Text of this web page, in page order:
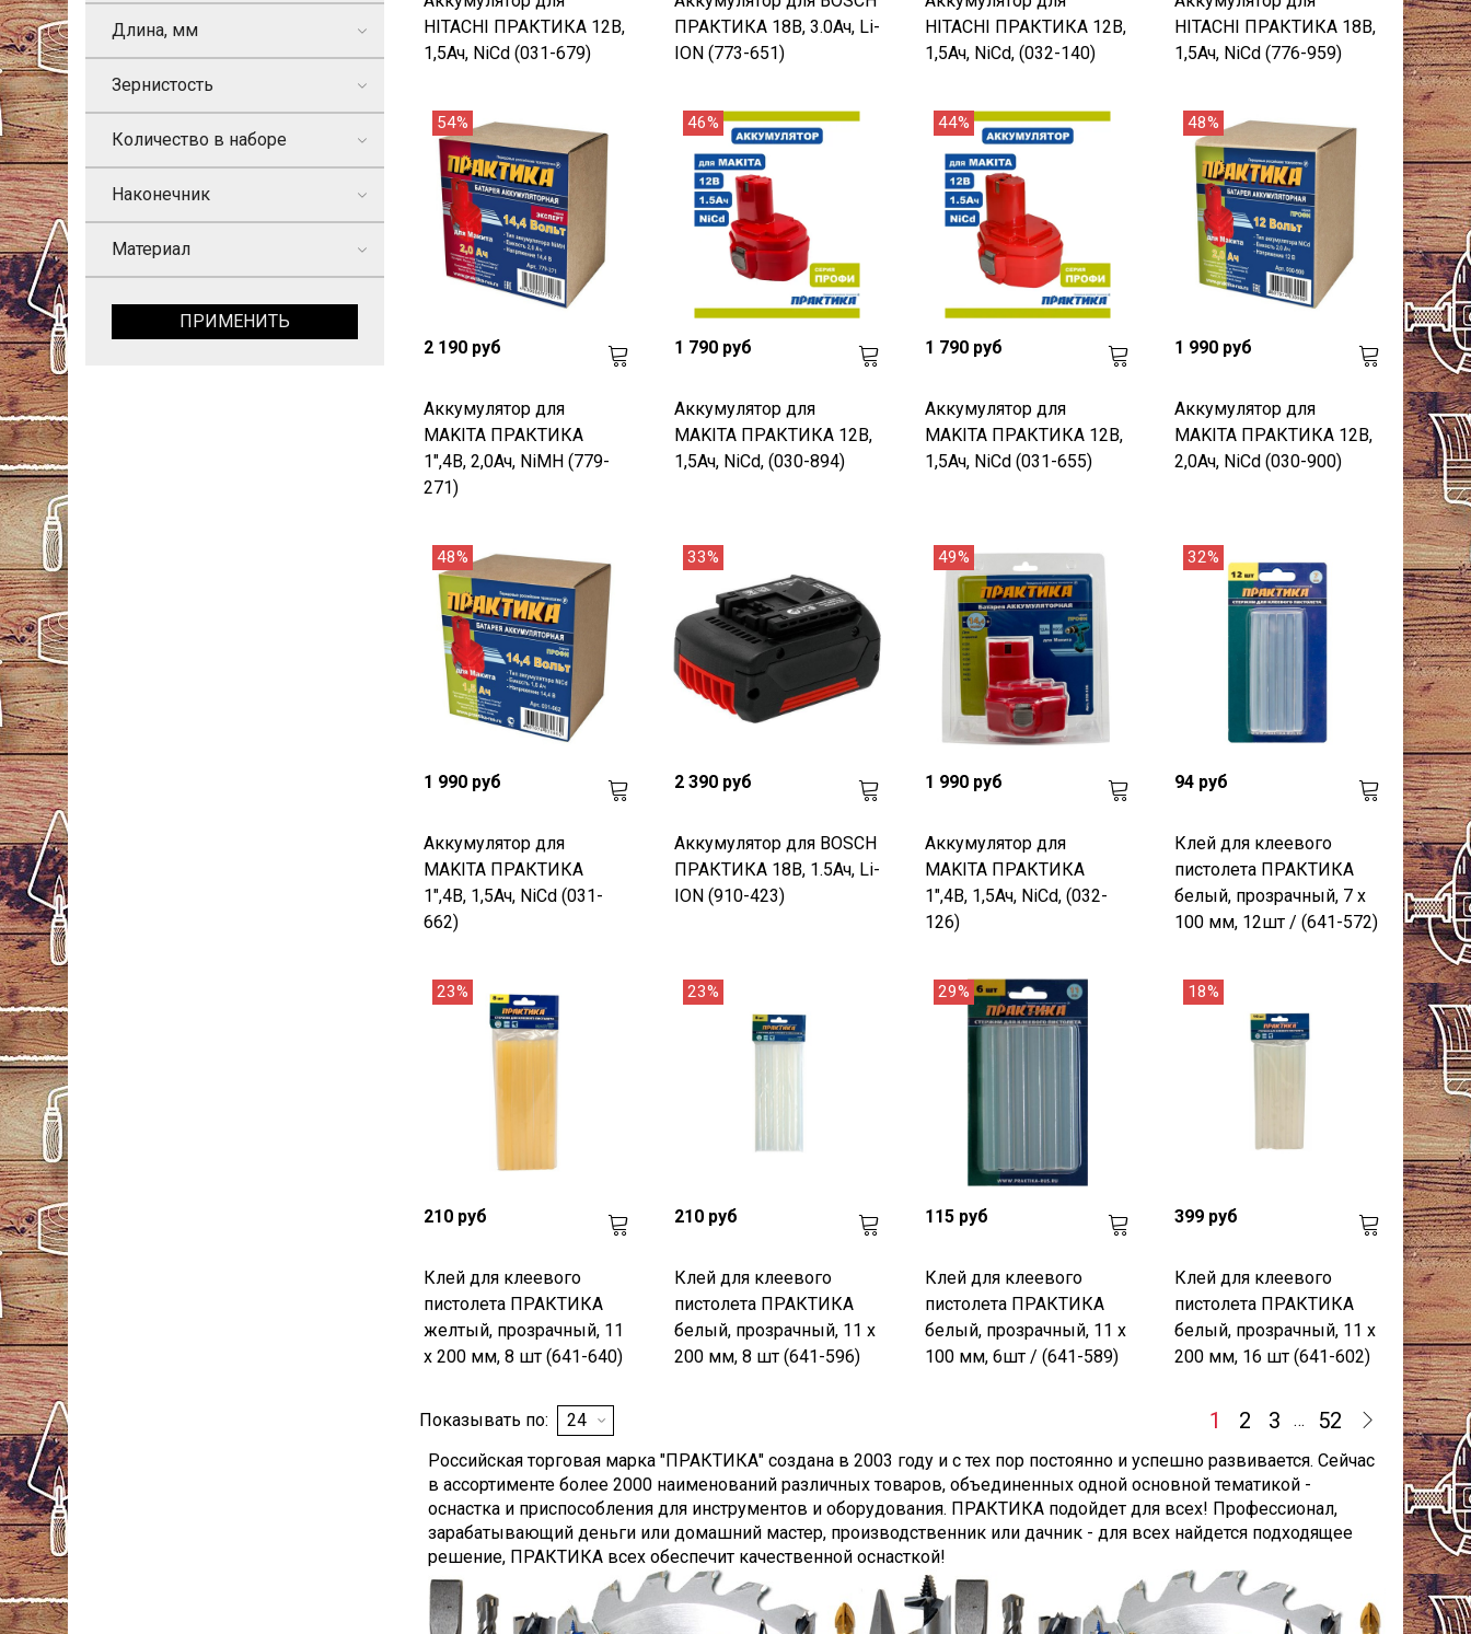
HITACHI ПРАКТИКА 12В,
1,5Ач, NiCd (031-679)
ПРАКТИКА 18В, 3.0Ач, Li-
ION (773-651)
HITACHI ПРАКТИКА 12В,
1,5Ач, NiCd, (032-140)
HITACHI ПРАКТИКА 18В,
1,5Ач, NiCd (776-959)
54%
2 190 руб
Аккумулятор для
MAKITA ПРАКТИКА
1",4В, 2,0Ач, NiMH (779-
271)
46%
1 790 руб
Аккумулятор для
MAKITA ПРАКТИКА 12В,
1,5Ач, NiCd, (030-894)
44%
1 790 руб
Аккумулятор для
MAKITA ПРАКТИКА 12В,
1,5Ач, NiCd (031-655)
48%
1 990 руб
Аккумулятор для
MAKITA ПРАКТИКА 12В,
2,0Ач, NiCd (030-900)
48%
1 990 руб
Аккумулятор для
MAKITA ПРАКТИКА
1",4В, 1,5Ач, NiCd (031-
662)
33%
2 390 руб
Аккумулятор для BOSCH
ПРАКТИКА 18В, 1.5Ач, Li-
ION (910-423)
49%
1 990 руб
Аккумулятор для
MAKITA ПРАКТИКА
1",4В, 1,5Ач, NiCd, (032-
126)
32%
94 руб
Клей для клеевого
пистолета ПРАКТИКА
белый, прозрачный, 7 х
100 мм, 12шт / (641-572)
23%
210 руб
Клей для клеевого
пистолета ПРАКТИКА
желтый, прозрачный, 11
х 200 мм, 8 шт (641-640)
23%
210 руб
Клей для клеевого
пистолета ПРАКТИКА
белый, прозрачный, 11 х
200 мм, 8 шт (641-596)
29%
115 руб
Клей для клеевого
пистолета ПРАКТИКА
белый, прозрачный, 11 х
100 мм, 6шт / (641-589)
18%
399 руб
Клей для клеевого
пистолета ПРАКТИКА
белый, прозрачный, 11 х
200 мм, 16 шт (641-602)
Показывать по: 1 2 3 … 52
Российская торговая марка "ПРАКТИКА" создана в 2003 году и с тех пор постоянно и успешно развивается. Сейчас
в ассортименте более 2000 наименований различных товаров, объединенных одной основной тематикой -
оснастка и приспособления для инструментов и оборудования. ПРАКТИКА подойдет для всех! Профессионал,
зарабатывающий деньги или домашний мастер, производственник или дачник - для всех найдется подходящее
решение, ПРАКТИКА всех обеспечит качественной оснасткой!
Длина, мм
Зернистость
Количество в наборе
Наконечник
Материал
ПРИМЕНИТЬ